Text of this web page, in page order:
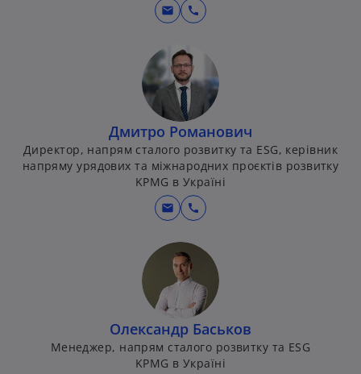
mail call
Дмитро Романович
Директор, напрям сталого розвитку та ESG, керівник
напряму урядових та міжнародних проєктів розвитку
KPMG в Україні
mail call
Олександр Баськов
Менеджер, напрям сталого розвитку та ESG
KPMG в Україні